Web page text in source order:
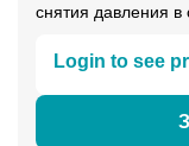
снятия давления в
Login to see